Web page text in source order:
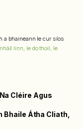
a bhaineann le cur síos
linn, le do thoil, le
Cléire Agus
Átha Cliath,